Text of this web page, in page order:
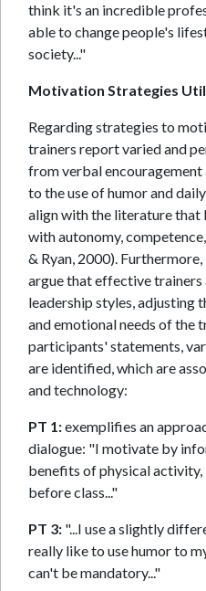
think it's an incredible
able to change people's
society..."
Motivation Strategies
Regarding strategies to
trainers report varied and
from verbal
to the use of humor and
align with the literature
with autonomy,
& Ryan, 2000).
argue that effective
leadership styles, adjusting
and emotional needs of the
participants' statements,
are identified, which are
and technology:
PT 1:exemplifies an
dialogue: "I motivate by
benefits of physical
before class..."
PT 3: "...I use a slightly
really like to use humor to
can't be mandatory..."